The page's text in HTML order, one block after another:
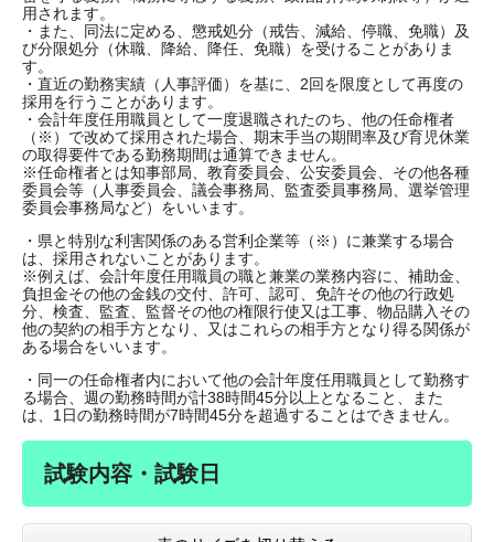
用されます。
・また、同法に定める、懲戒処分（戒告、減給、停職、免職）及
び分限処分（休職、降給、降任、免職）を受けることがありま
す。
・直近の勤務実績（人事評価）を基に、2回を限度として再度の
採用を行うことがあります。
・会計年度任用職員として一度退職されたのち、他の任命権者
（※）で改めて採用された場合、期末手当の期間率及び育児休業
の取得要件である勤務期間は通算できません。
※任命権者とは知事部局、教育委員会、公安委員会、その他各種
委員会等（人事委員会、議会事務局、監査委員事務局、選挙管理
委員会事務局など）をいいます。
・県と特別な利害関係のある営利企業等（※）に兼業する場合
は、採用されないことがあります。
※例えば、会計年度任用職員の職と兼業の業務内容に、補助金、
負担金その他の金銭の交付、許可、認可、免許その他の行政処
分、検査、監査、監督その他の権限行使又は工事、物品購入その
他の契約の相手方となり、又はこれらの相手方となり得る関係が
ある場合をいいます。
・同一の任命権者内において他の会計年度任用職員として勤務す
る場合、週の勤務時間が計38時間45分以上となること、また
は、1日の勤務時間が7時間45分を超過することはできません。
試験内容・試験日